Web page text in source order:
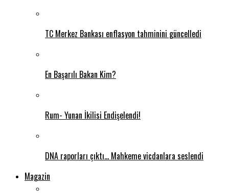
TC Merkez Bankası enflasyon tahminini güncelledi
En Başarılı Bakan Kim?
Rum- Yunan İkilisi Endişelendi!
DNA raporları çıktı… Mahkeme vicdanlara seslendi
Magazin